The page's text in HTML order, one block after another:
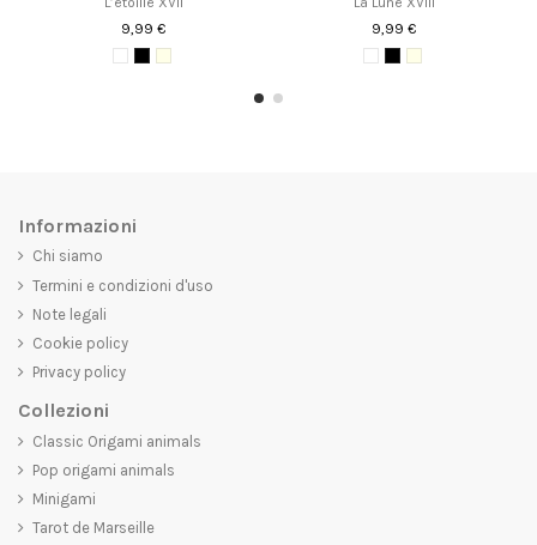
9,99 €
9,99 €
Informazioni
Chi siamo
Termini e condizioni d'uso
Note legali
Cookie policy
Privacy policy
Collezioni
Classic Origami animals
Pop origami animals
Minigami
Tarot de Marseille